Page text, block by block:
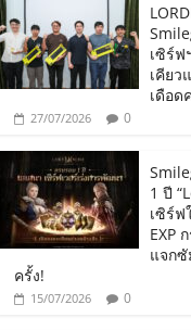
เซิร์ฟ
เคียว
เดือด
27/07/2026 0
1 ปี
เซิร์ฟ
EXP
แจกซั
ครั้ง!
15/07/2026 0